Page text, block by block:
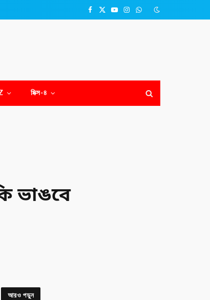
Facebook
X
YouTubeInstagram
WhatsApp
মিক্স-৪
ভাঙবে
আরও পড়ুন